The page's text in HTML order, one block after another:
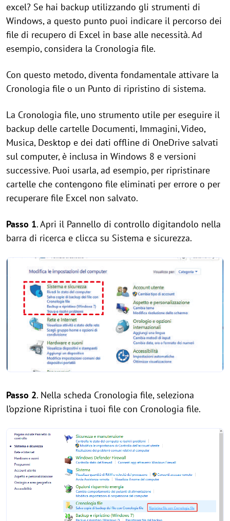
excel? Se hai backup utilizzando gli strumenti di
Windows, a questo punto puoi indicare il percorso dei
file di recupero di Excel in base alle necessità. Ad
esempio, considera la Cronologia file.
Con questo metodo, diventa fondamentale attivare la
Cronologia file o un Punto di ripristino di sistema.
La Cronologia file, uno strumento utile per eseguire il
backup delle cartelle Documenti, Immagini, Video,
Musica, Desktop e dei dati offline di OneDrive salvati
sul computer, è inclusa in Windows 8 e versioni
successive. Puoi usarla, ad esempio, per ripristinare
cartelle che contengono file eliminati per errore o per
recuperare file Excel non salvato.
Passo 1. Apri il Pannello di controllo digitandolo nella
barra di ricerca e clicca su Sistema e sicurezza.
Passo 2. Nella scheda Cronologia file, seleziona
l’opzione Ripristina i tuoi file con Cronologia file.